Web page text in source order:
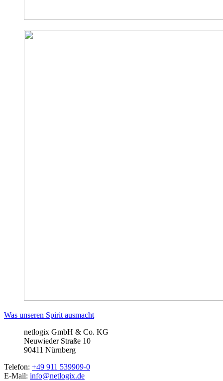
Was unseren Spirit ausmacht
netlogix GmbH & Co. KG
Neuwieder Straße 10
90411 Nürnberg
Telefon: +49 911 539909-0
E-Mail: info@netlogix.de